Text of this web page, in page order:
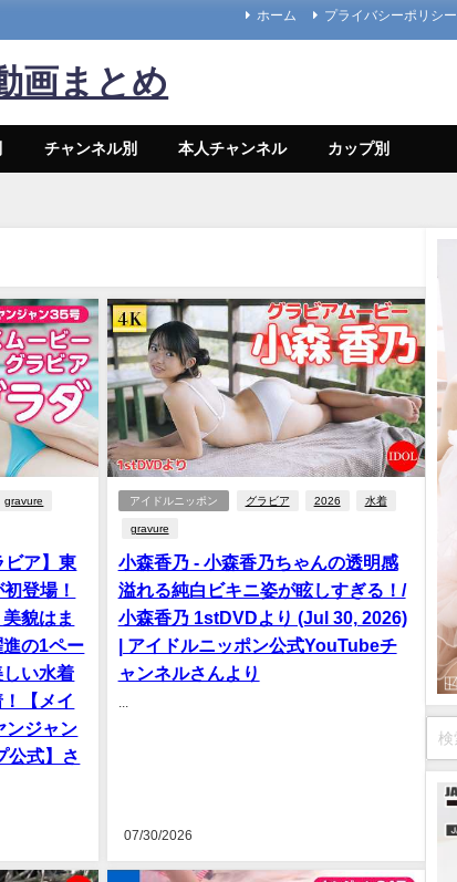
ホーム プライバシーポリシー
画まとめ
チャンネル別 本人チャンネル カップ別
gravure
ビア】東
登場！
貌はま
の1ペー
い水着
【メイ
ンジャン
公式】さ
アイドルニッポン グラビア 2026 水着
gravure
小森香乃 - 小森香乃ちゃんの透明感
溢れる純白ビキニ姿が眩しすぎる！/
小森香乃 1stDVDより (Jul 30, 2026)
| アイドルニッポン公式YouTubeチ
ャンネルさんより
07/30/2026